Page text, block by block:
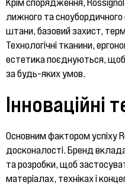
Крім спорядження,
лижного та
штани, базовий захист,
Технологічні тканини,
естетика поєднуються,
за будь-яких умов.
Інноваційні
Основним фактором успіху
досконалості. Бренд
та розробки, щоб
матеріалах, техніках і